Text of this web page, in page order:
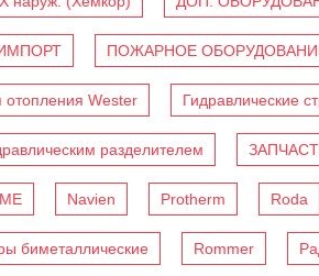
ПОЖАРНОЕ
отопления Wester Гидравлические
разделителем
Navien Protherm Roda
биметаллические Rommer